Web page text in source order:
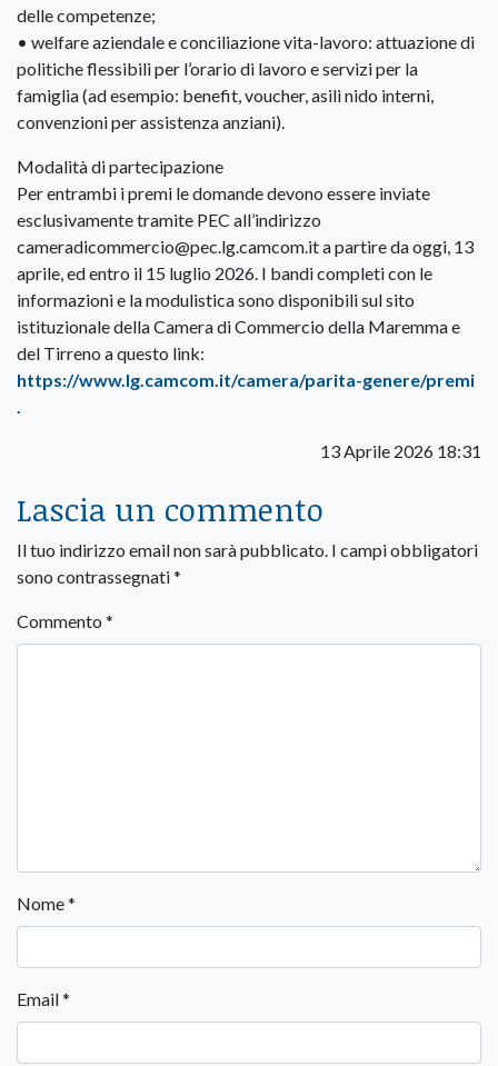
delle competenze;
• welfare aziendale e conciliazione vita-lavoro: attuazione di
politiche flessibili per l’orario di lavoro e servizi per la
famiglia (ad esempio: benefit, voucher, asili nido interni,
convenzioni per assistenza anziani).
Modalità di partecipazione
Per entrambi i premi le domande devono essere inviate
esclusivamente tramite PEC all’indirizzo
cameradicommercio@pec.lg.camcom.it a partire da oggi, 13
aprile, ed entro il 15 luglio 2026. I bandi completi con le
informazioni e la modulistica sono disponibili sul sito
istituzionale della Camera di Commercio della Maremma e
del Tirreno a questo link:
https://www.lg.camcom.it/camera/parita-genere/premi
13 Aprile 2026 18:31
Lascia un commento
Il tuo indirizzo email non sarà pubblicato. I campi obbligatori
sono contrassegnati*
Commento *
Nome*
Email*